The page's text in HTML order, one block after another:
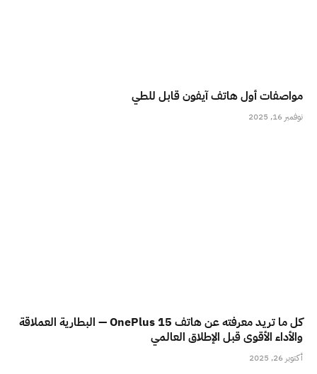
مواصفات أول هاتف آيفون قابل للطي
نوفمبر 16, 2025
كل ما تريد معرفته عن هاتف OnePlus 15 — البطارية العملاقة
والأداء الأقوى قبل الإطلاق العالمي
أكتوبر 26, 2025